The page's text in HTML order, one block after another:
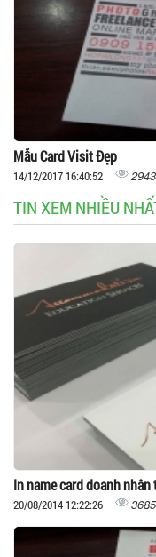
Mẫu Card Visit Đẹp
14/12/2017 16:40:52 2943
TIN XEM NHIỀU
In name card doanh nhân
20/08/2014 12:22:26 3685